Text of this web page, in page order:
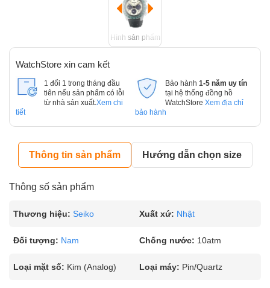
Hình sản phẩm
WatchStore xin cam kết
1 đổi 1 trong tháng đầu
tiên nếu sản phẩm có lỗi
từ nhà sản xuất. Xem chi
tiết
Bảo hành 1-5 năm uy tín
tại hệ thống đồng hồ
WatchStore Xem địa chỉ
bảo hành
Thông tin sản phẩm Hướng dẫn chọn size
Thông số sản phẩm
Thương hiệu: Seiko Xuất xứ: Nhật
Đối tượng: Nam Chống nước: 10atm
Loại mặt số: Kim (Analog) Loại máy: Pin/Quartz